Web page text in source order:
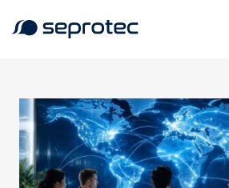
Lokalisierung